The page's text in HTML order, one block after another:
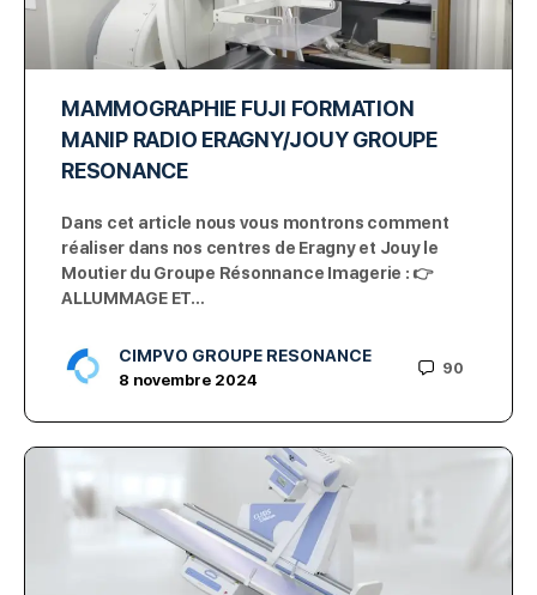
MAMMOGRAPHIE FUJI FORMATION
MANIP RADIO ERAGNY/JOUY GROUPE
RESONANCE
Dans cet article nous vous montrons comment
réaliser dans nos centres de Eragny et Jouy le
Moutier du Groupe Résonnance Imagerie : 👉
ALLUMMAGE ET…
CIMPVO GROUPE RESONANCE
8 novembre 2024
90